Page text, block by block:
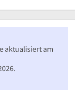
aktualisiert am